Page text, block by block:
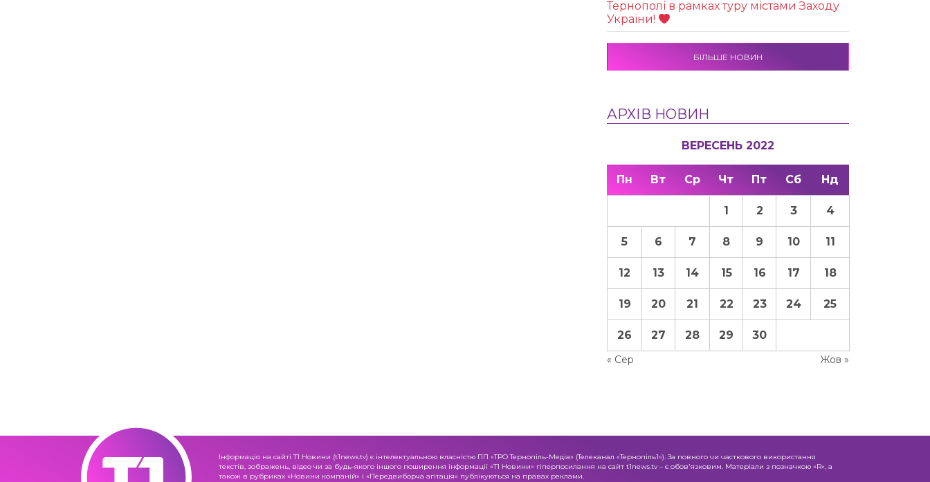
Тернополі в рамках туру містами Заходу
України!
БІЛЬШЕ НОВИН
АРХІВ НОВИН
ВЕРЕСЕНЬ 2022
Пн Вт Ср Чт Пт Сб Нд
« Сер Жов »
1 2 3 4
5 6 7 8 9 10 11
12 13 14 15 16 17 18
19 20 21 22 23 24 25
26 27 28 29 30
Інформація на сайті Т1 Новини (t1news.tv) є інтелектуальною власністю ПП «ТРО Тернопіль-Медіа» (Телеканал «Тернопіль1»). За повного чи часткового використання
текстів, зображень, відео чи за будь-якого іншого поширення інформації «Т1 Новини» гіперпосилання на сайт t1news.tv – є обов'язковим. Матеріали з позначкою «R», а
також в рубриках «Новини компаній» і «Передвиборча агітація» публікуються на правах реклами.